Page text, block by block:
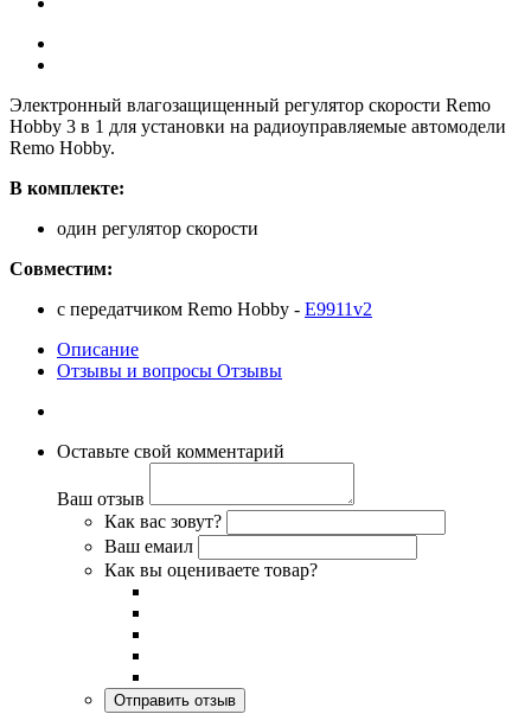
Электронный влагозащищенный регулятор скорости Remo
Hobby 3 в 1 для установки на радиоуправляемые автомодели
Remo Hobby.
В комплекте:
один регулятор скорости
Совместим:
с передатчиком Remo Hobby - E9911v2
Описание
Отзывы и вопросы Отзывы
Оставьте свой комментарий
Ваш отзыв
Как вас зовут?
Ваш емаил
Как вы оцениваете товар?